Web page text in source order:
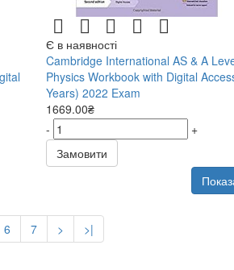
Є в наявності
Cambridge International AS & A
Physics Workbook with Digital
Years) 2022 Exam
1669.00₴
-
+
Замовити
6 7 > >|